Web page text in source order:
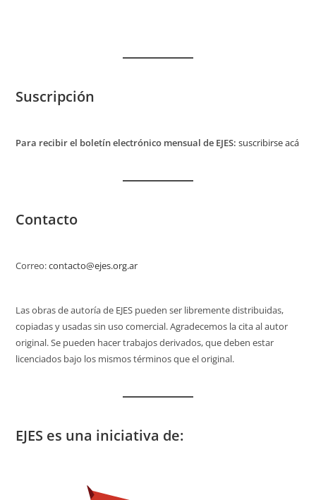
Suscripción
Para recibir el boletín electrónico mensual de EJES:suscribirse acá
Contacto
Correo:contacto@ejes.org.ar
Las obras de autoría de EJES pueden ser libremente distribuidas,
copiadas y usadas sin uso comercial. Agradecemos la cita al autor
original. Se pueden hacer trabajos derivados, que deben estar
licenciados bajo los mismos términos que el original.
EJES es una iniciativa de: